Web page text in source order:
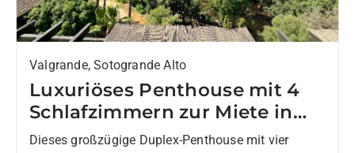
Valgrande, Sotogrande Alto
Luxuriöses Penthouse mit 4
Schlafzimmern zur Miete in
Valgrande, Sotogrande
Dieses großzügige Duplex-Penthouse mit vier